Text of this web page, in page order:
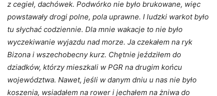
z cegieł, dachówek. Podwórko nie było brukowane, więc
powstawały drogi polne, pola uprawne. I ludzki warkot było
tu słychać codziennie. Dla mnie wakacje to nie było
wyczekiwanie wyjazdu nad morze. Ja czekałem na ryk
Bizona i wszechobecny kurz. Chętnie jeździłem do
dziadków, którzy mieszkali w PGR na drugim końcu
województwa. Nawet, jeśli w danym dniu u nas nie było
koszenia, wsiadałem na rower i jechałem na żniwa do